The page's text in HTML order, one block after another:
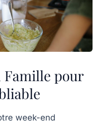
Famille pour
week-end